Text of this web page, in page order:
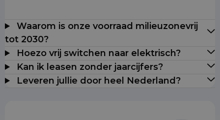
Waarom is onze voorraad milieuzonevrij
tot 2030?
Hoezo vrij switchen naar elektrisch?
Kan ik leasen zonder jaarcijfers?
Leveren jullie door heel Nederland?